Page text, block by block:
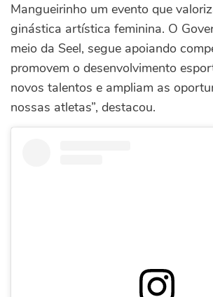
Mangueirinho um evento que
ginástica artística feminina. O
meio da Seel, segue apoiando
promovem o desenvolvimento
novos talentos e ampliam as
nossas atletas”, destacou.